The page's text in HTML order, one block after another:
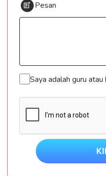
Pesan
Saya adalah guru